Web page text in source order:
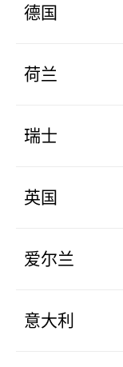
德国
荷兰
瑞士
英国
爱尔兰
意大利